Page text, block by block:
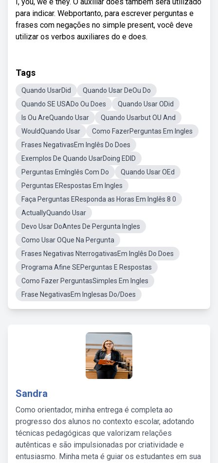
para indicar. Webportanto, para escrever perguntas e
frases com negações no simple present, você deve
utilizar os verbos auxiliares do e does.
Tags
Quando UsarDid
Quando Usar DeOu Do
Quando SE USADo Ou Does
Quando Usar ODid
Is Ou AreQuando Usar
Quando Usarbut OU And
WouldQuando Usar
Como FazerPerguntas Em Ingles
Frases NegativasEm Inglês Do Does
Exemplos De Quando UsarDoing EDID
Perguntas EmInglês Com Do
Quando Usar OEd
Perguntas ERespostas Em Ingles
Faça Perguntas EResponda as Horas Em Inglês 8 0
ActuallyQuando Usar
Devo Usar DoAntes De Pergunta Ingles
Como Usar OQue Na Pergunta
Frases Negativas NterrogativasEm Inglês Do Does
Programa Afine SEPerguntas E Respostas
Como Fazer PerguntasSimples Em Ingles
Frase NegativasEm Inglesas Do/Does
Sandra
Como orientador, minha entrega é completa ao
progresso dos alunos no contexto escolar, adotando
técnicas pedagógicas que valorizam relações
autênticas e são impulsionadas por criatividade e
entusiasmo. Minha meta é guiar os estudantes em sua